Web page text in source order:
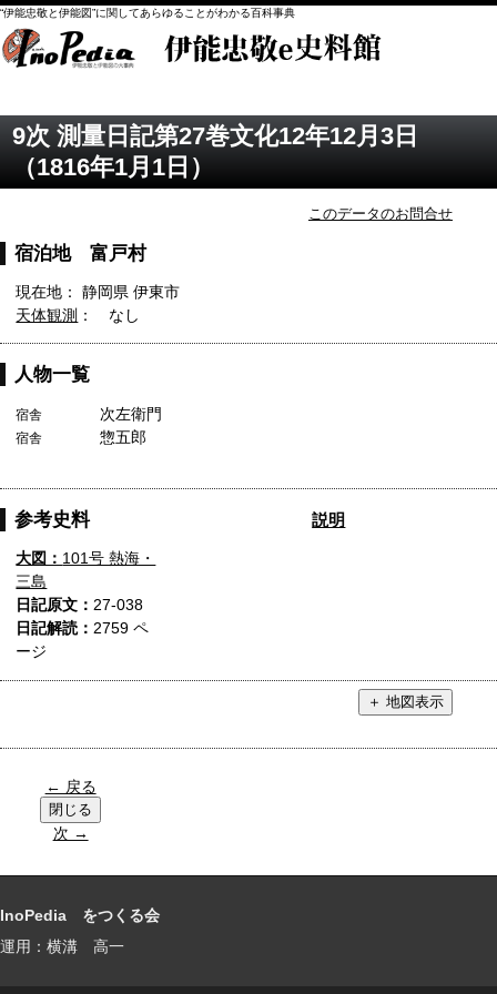
“伊能忠敬と伊能図”に関してあらゆることがわかる百科事典
9次 測量日記第27巻文化12年12月3日
（1816年1月1日）
このデータのお問合せ
宿泊地 富戸村
現在地： 静岡県 伊東市
天体観測 ： なし
人物一覧
宿舎 次左衛門
宿舎 惣五郎
参考史料 説明
大図： 101号 熱海・
三島
日記原文：27-038
日記解読：2759 ペ
ージ
← 戻る
次 →
InoPedia をつくる会
運用：横溝 高一